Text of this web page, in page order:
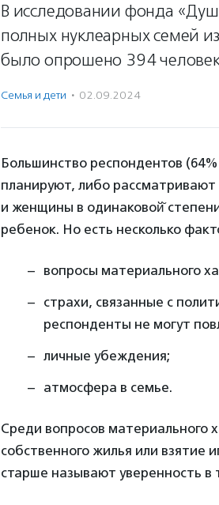
В исследовании фонда
полных нуклеарных семей
было опрошено 394
Семья и дети · 02.09.2024
Большинство респондентов
планируют, либо
и женщины в одинаковой̆
ребенок. Но есть несколько
вопросы материального
страхи, связанные с
респонденты не могут
личные убеждения;
атмосфера в семье.
Среди вопросов материального
собственного жилья или взятие
старше называют уверенность в